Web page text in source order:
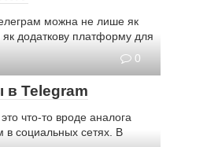
можна не лише як
додаткову платформу для
0
Telegram
что-то вроде аналога
в социальных сетях. В